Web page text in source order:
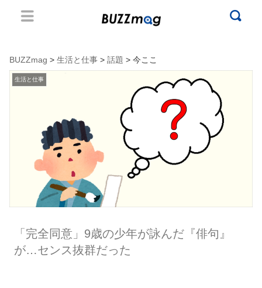
BUZZmag > 生活と仕事 > 話題 > 今ここ
生活と仕事
「完全同意」9歳の少年が詠んだ『俳句』
が…センス抜群だった